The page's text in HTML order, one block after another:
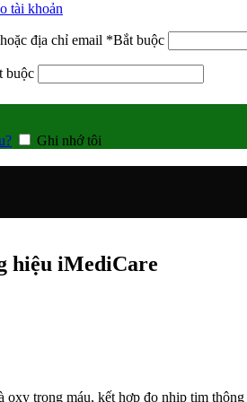
tài khoản
địa chỉ email *Bắt buộc
buộc
Ghi nhớ tôi
hiệu iMediCare
trong máu, kết hợp đo nhịp tim